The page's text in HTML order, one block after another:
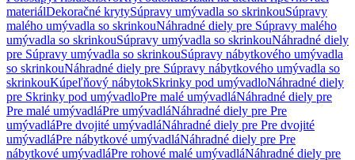
materiálDekoračné krytySúpravy umývadla so skrinkouSúpravy
malého umývadla so skrinkouNáhradné diely pre Súpravy malého
umývadla so skrinkouSúpravy umývadla so skrinkouNáhradné diely
pre Súpravy umývadla so skrinkouSúpravy nábytkového umývadla
so skrinkouNáhradné diely pre Súpravy nábytkového umývadla so
skrinkouKúpeľňový nábytokSkrinky pod umývadloNáhradné diely
pre Skrinky pod umývadloPre malé umývadláNáhradné diely pre
Pre malé umývadláPre umývadláNáhradné diely pre Pre
umývadláPre dvojité umývadláNáhradné diely pre Pre dvojité
umývadláPre nábytkové umývadláNáhradné diely pre Pre
nábytkové umývadláPre rohové malé umývadláNáhradné diely pre